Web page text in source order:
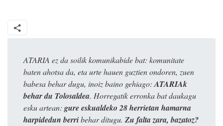
ATARIA ez da soilik komunikabide bat: komunitate
baten ahotsa da, eta urte hauen guztien ondoren, zuen
babesa behar dugu, inoiz baino gehiago: ATARIAk
behar du Tolosaldea. Horregatik erronka bat daukagu
esku artean: gure eskualdeko 28 herrietan hamarna
harpidedun berribehar ditugu. Zu falta zara, bazatoz?